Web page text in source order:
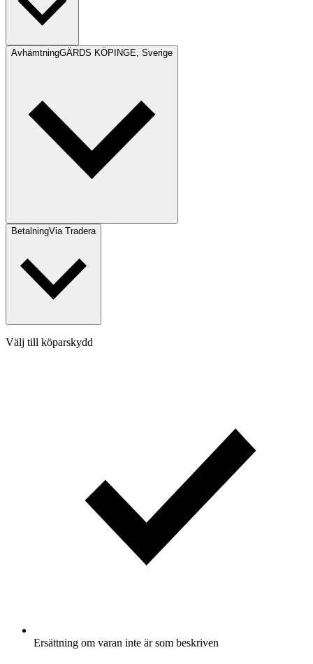
AvhämtningGÄRDS KÖPINGE, Sverige
BetalningVia Tradera
Välj till köparskydd
Ersättning om varan inte är som beskriven